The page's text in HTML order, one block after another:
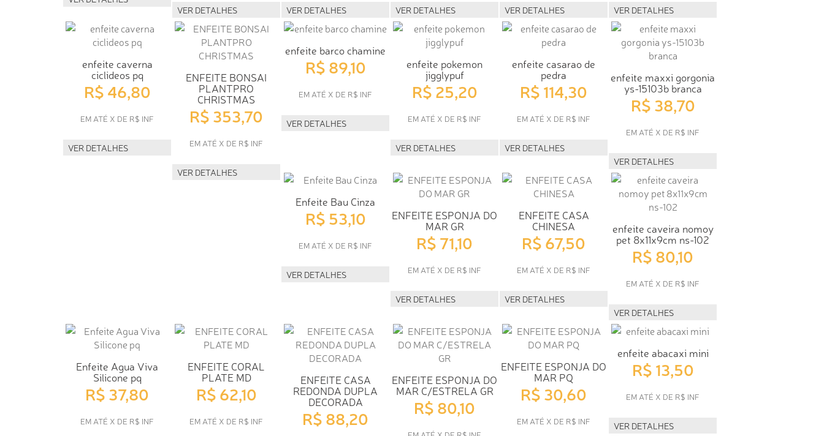
VER DETALHES VER DETALHES VER DETALHES VER DETALHES VER DETALHES
enfeite caverna
ciclideos pq
R$ 46,80
EM ATÉ X DE R$ INF
VER DETALHES
ENFEITE BONSAI
PLANTPRO
CHRISTMAS
R$ 353,70
EM ATÉ X DE R$ INF
VER DETALHES
enfeite barco chamine
R$ 89,10
EM ATÉ X DE R$ INF
VER DETALHES
enfeite pokemon
jigglypuf
R$ 25,20
EM ATÉ X DE R$ INF
VER DETALHES
enfeite casarao de
pedra
R$ 114,30
EM ATÉ X DE R$ INF
VER DETALHES
enfeite maxxi gorgonia
ys-15103b branca
R$ 38,70
EM ATÉ X DE R$ INF
VER DETALHES
Enfeite Bau Cinza
R$ 53,10
EM ATÉ X DE R$ INF
VER DETALHES
ENFEITE ESPONJA DO
MAR GR
R$ 71,10
EM ATÉ X DE R$ INF
VER DETALHES
ENFEITE CASA
CHINESA
R$ 67,50
EM ATÉ X DE R$ INF
VER DETALHES
enfeite caveira nomoy
pet 8x11x9cm ns-102
R$ 80,10
EM ATÉ X DE R$ INF
VER DETALHES
Enfeite Agua Viva
Silicone pq
R$ 37,80
EM ATÉ X DE R$ INF
ENFEITE CORAL
PLATE MD
R$ 62,10
EM ATÉ X DE R$ INF
ENFEITE CASA
REDONDA DUPLA
DECORADA
R$ 88,20
ENFEITE ESPONJA DO
MAR C/ESTRELA GR
R$ 80,10
ENFEITE ESPONJA DO
MAR PQ
R$ 30,60
EM ATÉ X DE R$ INF
enfeite abacaxi mini
R$ 13,50
EM ATÉ X DE R$ INF
VER DETALHES